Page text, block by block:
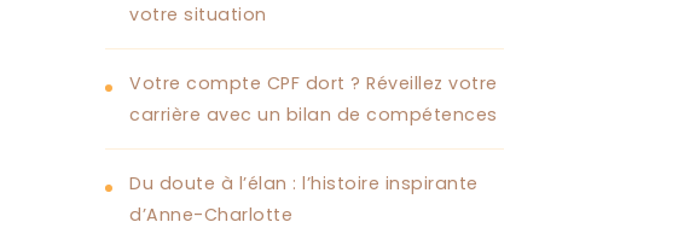
votre situation
Votre compte CPF dort ? Réveillez votre
carrière avec un bilan de compétences
Du doute à l’élan : l’histoire inspirante
d’Anne-Charlotte